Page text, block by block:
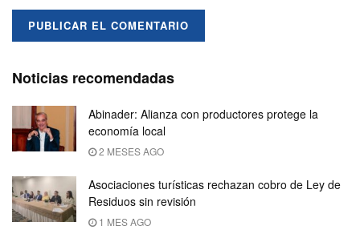
Noticias recomendadas
Abinader: Alianza con productores protege la
economía local
2 MESES AGO
Asociaciones turísticas rechazan cobro de Ley de
Residuos sin revisión
1 MES AGO